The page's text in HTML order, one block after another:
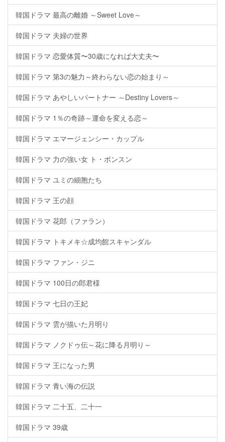
韓国ドラマ 最高の離婚 ～Sweet Love～
韓国ドラマ 夫婦の世界
韓国ドラマ 恋愛体質〜30歳になれば大丈夫〜
韓国ドラマ 第3の魅力～終わらない恋の始まり～
韓国ドラマ あやしいパートナー ～Destiny Lovers～
韓国ドラマ 1％の奇跡～運命を変える恋～
韓国ドラマ エマージェンシー・カップル
韓国ドラマ 力の強い女 ト・ボンスン
韓国ドラマ ユミの細胞たち
韓国ドラマ 王の顔
韓国ドラマ 花郎（ファラン）
韓国ドラマ トキメキ☆成均館スキャンダル
韓国ドラマ ファン・ジニ
韓国ドラマ 100日の郎君様
韓国ドラマ 七日の王妃
韓国ドラマ 雲が描いた月明り
韓国ドラマ ノクドゥ伝～花に降る月明り～
韓国ドラマ 王になった男
韓国ドラマ 青い海の伝説
韓国ドラマ 二十五、二十一
韓国ドラマ 39歳